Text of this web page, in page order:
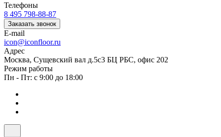
Телефоны
8 495 798-88-87
Заказать звонок
E-mail
icon@iconfloor.ru
Адрес
Москва, Сущевский вал д.5с3 БЦ РБС, офис 202
Режим работы
Пн - Пт: с 9:00 до 18:00